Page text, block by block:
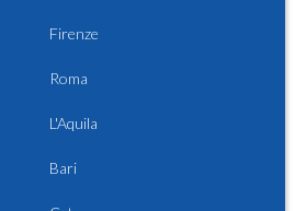
Firenze
Roma
L'Aquila
Bari